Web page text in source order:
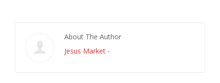
About The Author
Jesus Market -